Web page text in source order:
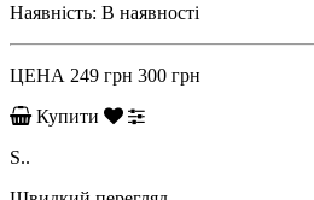
Наявність: В наявності
ЦЕНА 249 грн 300 грн
Купити
S..